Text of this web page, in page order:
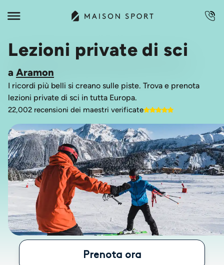
Lezioni private di sci
a Aramon
I ricordi più belli si creano sulle piste. Trova e prenota
lezioni private di sci in tutta Europa.
22,002 recensioni dei maestri verificate
Prenota ora